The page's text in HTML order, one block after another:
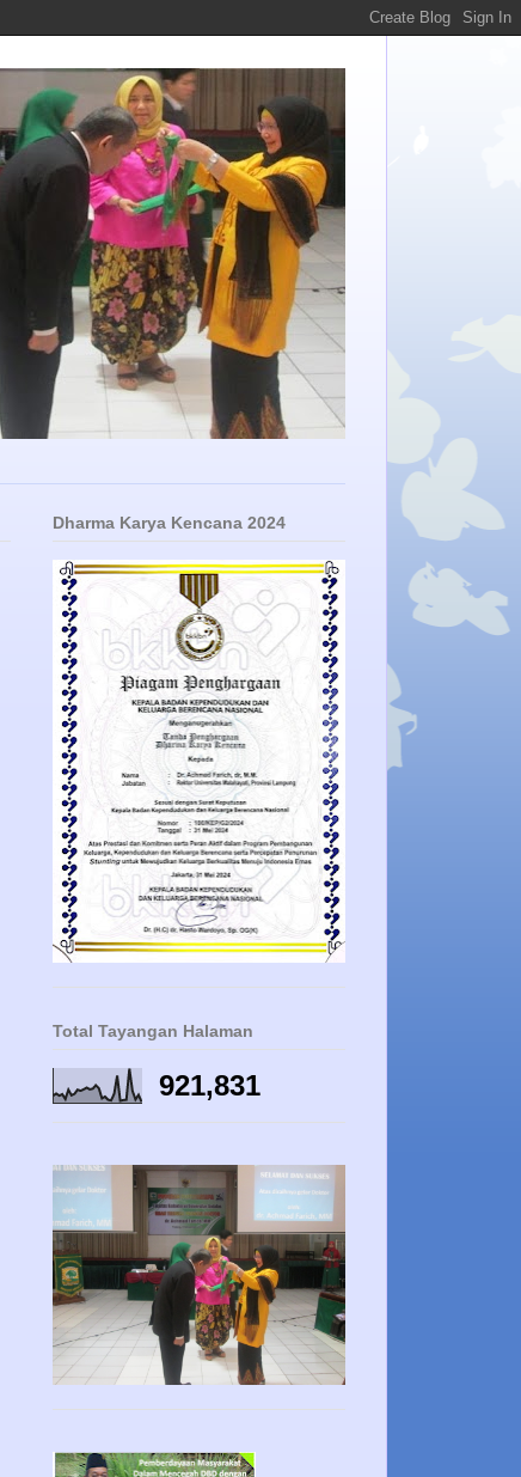
Dharma Karya Kencana 2024
Total Tayangan Halaman
921,831